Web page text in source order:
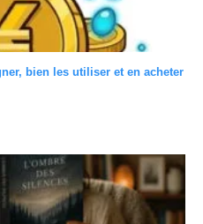
bien les utiliser et en acheter